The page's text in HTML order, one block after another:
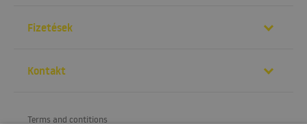
Fizetések
Kontakt
Terms and contitions